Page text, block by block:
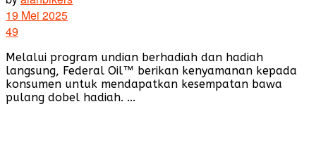
19 Mei 2025
49
Melalui program undian berhadiah dan hadiah
langsung, Federal Oil™ berikan kenyamanan kepada
konsumen untuk mendapatkan kesempatan bawa
pulang dobel hadiah. ...